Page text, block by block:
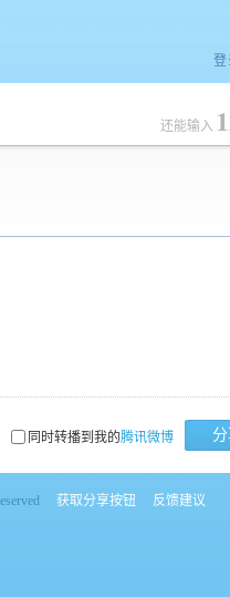
登
还能输入
同时转播到我的腾讯微博
获取分享按钮 反馈建议